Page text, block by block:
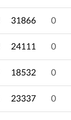
31866 0
24111 0
18532 0
23337 0